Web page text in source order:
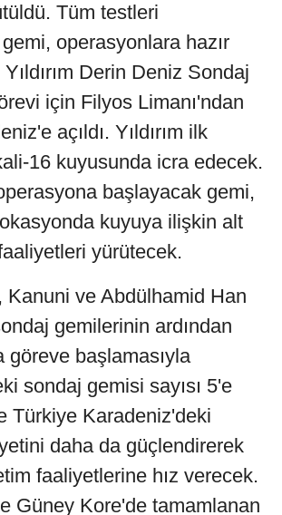
Tüm testleri
operasyonlara hazır
Derin Deniz Sondaj
için Filyos Limanı'ndan
açıldı. Yıldırım ilk
16 kuyusunda icra edecek.
başlayacak gemi,
kuyuya ilişkin alt
yürütecek.
Kanuni ve Abdülhamid Han
gemilerinin ardından
göreve başlamasıyla
sondaj gemisi sayısı 5'e
Türkiye Karadeniz'deki
daha da güçlendirerek
faaliyetlerine hız verecek.
Güney Kore'de tamamlanan